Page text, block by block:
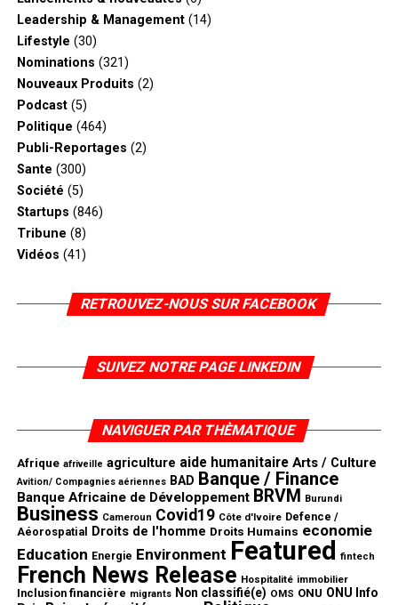
Leadership & Management(14)
Lifestyle (30)
Nominations (321)
Nouveaux Produits (2)
Podcast(5)
Politique (464)
Publi-Reportages (2)
Sante (300)
Société (5)
Startups (846)
Tribune (8)
Vidéos (41)
RETROUVEZ-NOUS SUR FACEBOOK
SUIVEZ NOTRE PAGE LINKEDIN
NAVIGUER PAR THÈMATIQUE
Afrique afriveille agriculture aide humanitaire Arts / Culture
Avition/ Compagnies aériennes BAD Banque / Finance
Banque Africaine de Développement BRVM Burundi
Business Cameroun Covid19 Côte d'Ivoire Defence /
Aéorospatial
Droits de l'homme Droits Humains economie
Education Energie Environment Featured fintech
French News Release Hospitalité immobilier
Inclusion financière migrants Non classifié(e) OMS ONU ONU Info